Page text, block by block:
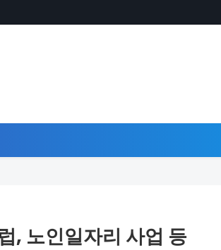
, 노인일자리 사업 등